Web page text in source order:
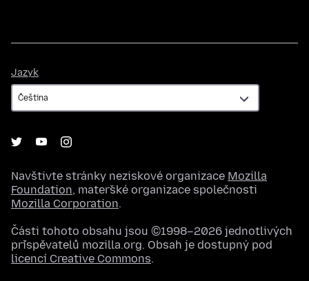
Jazyk
Navštivte stránky neziskové organizace Mozilla
Foundation, mateřské organizace společnosti
Mozilla Corporation.
Části tohoto obsahu jsou ©1998–2026 jednotlivých
přispěvatelů mozilla.org. Obsah je dostupný pod
licencí Creative Commons.